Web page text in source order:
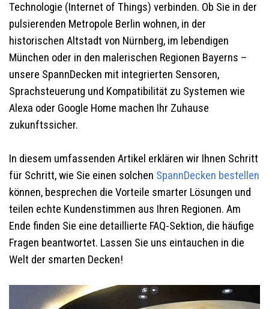
Technologie (Internet of Things) verbinden. Ob Sie in der
pulsierenden Metropole Berlin wohnen, in der
historischen Altstadt von Nürnberg, im lebendigen
München oder in den malerischen Regionen Bayerns –
unsere SpannDecken mit integrierten Sensoren,
Sprachsteuerung und Kompatibilität zu Systemen wie
Alexa oder Google Home machen Ihr Zuhause
zukunftssicher.
In diesem umfassenden Artikel erklären wir Ihnen Schritt
für Schritt, wie Sie einen solchen SpannDecken bestellen
können, besprechen die Vorteile smarter Lösungen und
teilen echte Kundenstimmen aus Ihren Regionen. Am
Ende finden Sie eine detaillierte FAQ-Sektion, die häufige
Fragen beantwortet. Lassen Sie uns eintauchen in die
Welt der smarten Decken!